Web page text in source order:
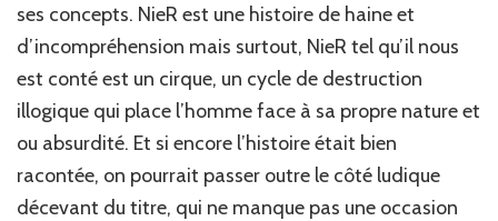
ses concepts. NieR est une histoire de haine et
d’incompréhension mais surtout, NieR tel qu’il nous
est conté est un cirque, un cycle de destruction
illogique qui place l’homme face à sa propre nature et
ou absurdité. Et si encore l’histoire était bien
racontée, on pourrait passer outre le côté ludique
décevant du titre, qui ne manque pas une occasion